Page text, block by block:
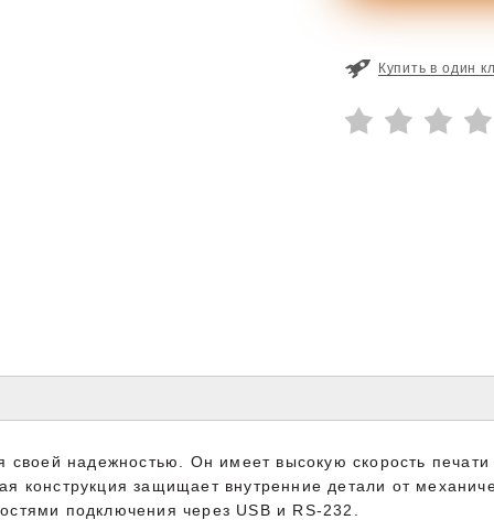
Купить в один
надежностью. Он имеет высокую скорость
конструкция защищает внутренние детали от
подключения через USB и RS-232.